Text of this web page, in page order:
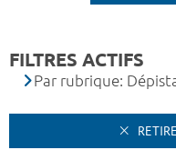
FILTRES ACTIFS
Par rubrique: